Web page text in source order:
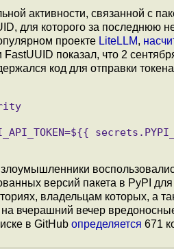
активности, связанной с
для которого за последнюю
проекте LiteLLM,
показал, что 2
код для отправки
версий пакета в PyPI
владельцам которых, а
вчерашний вечер
в GitHub определяется 671